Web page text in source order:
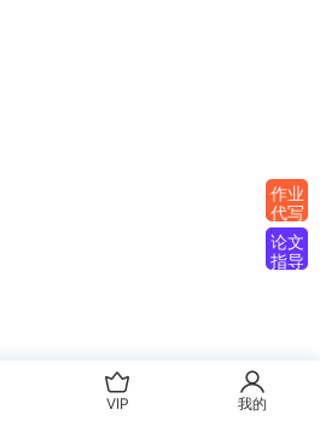
中于（ ABCD ）几类地区。
作业
代写
论文
指导
VIP 我的